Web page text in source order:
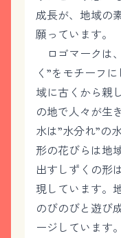
成長が、地域の
願っています。
ロゴマークは
く”をモチーフ
域に古くから親
の地で人々が生
水は”水分れ”の
形の花びらは地
出すしずくの形
現しています。
のびのびと遊び
ージしています